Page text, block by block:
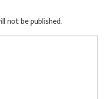
not be published.